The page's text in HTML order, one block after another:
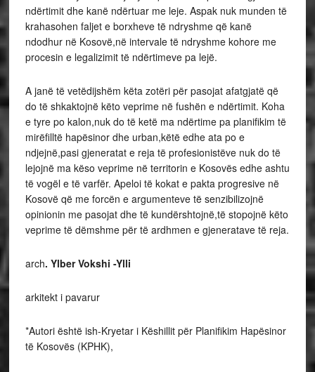
ndërtimit dhe kanë ndërtuar me leje. Aspak nuk munden të
krahasohen faljet e borxheve të ndryshme që kanë
ndodhur në Kosovë,në intervale të ndryshme kohore me
procesin e legalizimit të ndërtimeve pa lejë.
A janë të vetëdijshëm këta zotëri për pasojat afatgjatë që
do të shkaktojnë këto veprime në fushën e ndërtimit. Koha
e tyre po kalon,nuk do të ketë ma ndërtime pa planifikim të
mirëfilltë hapësinor dhe urban,këtë edhe ata po e
ndjejnë,pasi gjeneratat e reja të profesionistëve nuk do të
lejojnë ma këso veprime në territorin e Kosovës edhe ashtu
të vogël e të varfër. Apeloi të kokat e pakta progresive në
Kosovë që me forcën e argumenteve të senzibilizojnë
opinionin me pasojat dhe të kundërshtojnë,të stopojnë këto
veprime të dëmshme për të ardhmen e gjeneratave të reja.
arch. Ylber Vokshi -Ylli
arkitekt i pavarur
*Autori është ish-Kryetar i Këshillit për Planifikim Hapësinor
të Kosovës (KPHK),